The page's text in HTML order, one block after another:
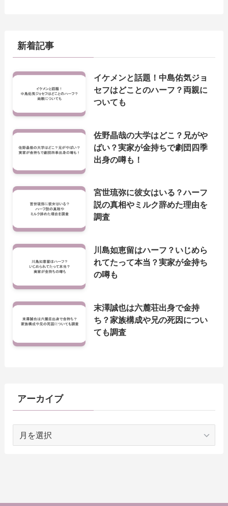
新着記事
イケメンと話題！中島佑気ジョ
セフはどことのハーフ？両親に
ついても
佐野晶哉の大学はどこ？兄がや
ばい？実家が金持ちで劇団四季
出身の噂も！
宮世琉弥に彼女はいる？ハーフ
説の真相やミルク辞めた理由を
調査
川島如恵留はハーフ？いじめら
れてたって本当？実家が金持ち
の噂も
末澤誠也は六麓荘出身で金持
ち？家族構成や兄の死因につい
ても調査
アーカイブ